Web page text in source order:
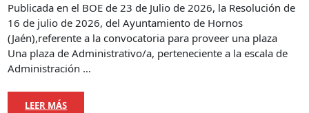
Publicada en el BOE de 23 de Julio de 2026, la Resolución de
16 de julio de 2026, del Ayuntamiento de Hornos
(Jaén),referente a la convocatoria para proveer una plaza
Una plaza de Administrativo/a, perteneciente a la escala de
Administración …
LEER MÁS